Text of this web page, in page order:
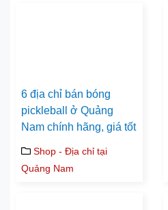
6 địa chỉ bán bóng
pickleball ở Quảng
Nam chính hãng, giá tốt
Shop - Địa chỉ tại
Quảng Nam